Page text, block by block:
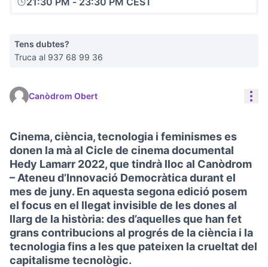
Tens dubtes?
Truca al 937 68 99 36
Canòdrom Obert
Cinema, ciència, tecnologia i feminismes es
donen la mà al Cicle de cinema documental
Hedy Lamarr 2022, que tindrà lloc al Canòdrom
– Ateneu d’Innovació Democràtica durant el
mes de juny. En aquesta segona edició posem
el focus en el llegat invisible de les dones al
llarg de la història: des d’aquelles que han fet
grans contribucions al progrés de la ciència i la
tecnologia fins a les que pateixen la crueltat del
capitalisme tecnològic.